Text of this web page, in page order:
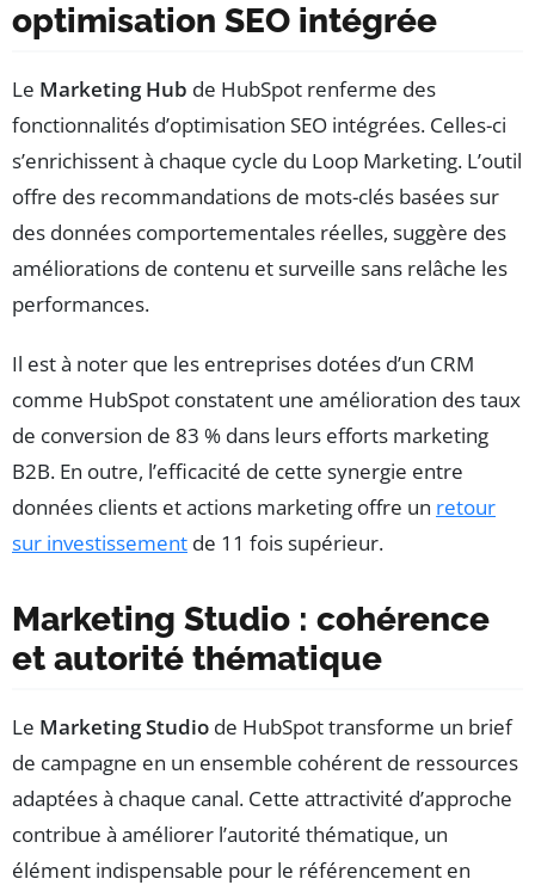
optimisation SEO intégrée
Le Marketing Hub de HubSpot renferme des
fonctionnalités d’optimisation SEO intégrées. Celles-ci
s’enrichissent à chaque cycle du Loop Marketing. L’outil
offre des recommandations de mots-clés basées sur
des données comportementales réelles, suggère des
améliorations de contenu et surveille sans relâche les
performances.
Il est à noter que les entreprises dotées d’un CRM
comme HubSpot constatent une amélioration des taux
de conversion de 83 % dans leurs efforts marketing
B2B. En outre, l’efficacité de cette synergie entre
données clients et actions marketing offre un retour
sur investissement de 11 fois supérieur.
Marketing Studio : cohérence
et autorité thématique
Le Marketing Studio de HubSpot transforme un brief
de campagne en un ensemble cohérent de ressources
adaptées à chaque canal. Cette attractivité d’approche
contribue à améliorer l’autorité thématique, un
élément indispensable pour le référencement en